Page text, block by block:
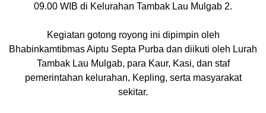
09.00 WIB di Kelurahan Tambak Lau Mulgab 2.
Kegiatan gotong royong ini dipimpin oleh
Bhabinkamtibmas Aiptu Septa Purba dan diikuti oleh Lurah
Tambak Lau Mulgab, para Kaur, Kasi, dan staf
pemerintahan kelurahan, Kepling, serta masyarakat
sekitar.